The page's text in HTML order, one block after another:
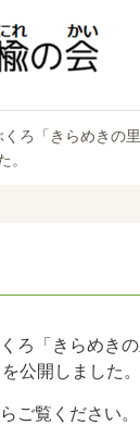
ろ「きらめきの
。
ろ「きらめき
公開しました。
ご覧ください。